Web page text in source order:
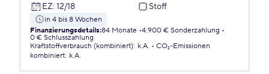
EZ: 12/18 Stoff
in 4 bis 8 Wochen
Finanzierungsdetails:84 Monate 4.900 € Sonderzahlung
0 € Schlusszahlung
Kraftstoffverbrauch (kombiniert): k.A.
CO₂-Emissionen
kombiniert: k.A.